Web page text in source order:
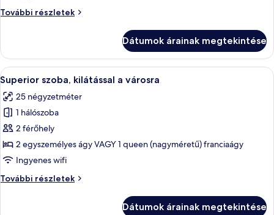
2
További részletek
Családi
további
részletei
Dátumok árainak megtekintése
A
következő
szoba
összes
képének
megtekintése:
Superior
kilátással
Egy szállodai szoba, amelyben
10
Superior szoba, kilátással a városra
25 négyzetméter
1 hálószoba
2 férőhely
2 egyszemélyes ágy VAGY 1 queen (nagyméretű) franciaágy
Ingyenes wifi
További részletek
Superior
Dátumok árainak megtekintése